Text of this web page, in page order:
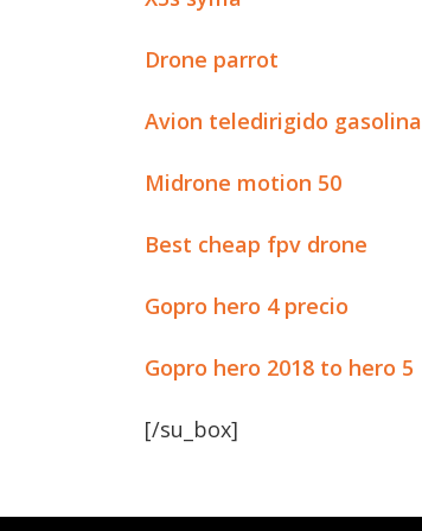
Drone parrot
Avion teledirigido gasolina
Midrone motion 50
Best cheap fpv drone
Gopro hero 4 precio
Gopro hero 2018 to hero 5
[/su_box]